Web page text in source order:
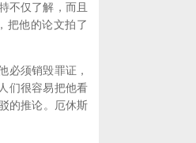
不仅了解，而且
把他的论文拍了
须销毁罪证，
们很容易把他看
的推论。厄休斯